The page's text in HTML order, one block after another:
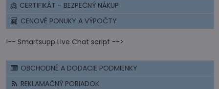
CERTIFIKÁT - BEZPEČNÝ NÁKUP
CENOVÉ PONUKY A VÝPOČTY
!-- Smartsupp Live Chat script -->
OBCHODNÉ A DODACIE PODMIENKY
REKLAMAČNÝ PORIADOK